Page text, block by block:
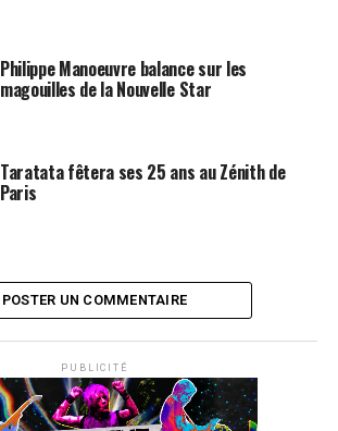
Philippe Manoeuvre balance sur les
magouilles de la Nouvelle Star
Taratata fêtera ses 25 ans au Zénith de
Paris
POSTER UN COMMENTAIRE
PUBLICITÉ